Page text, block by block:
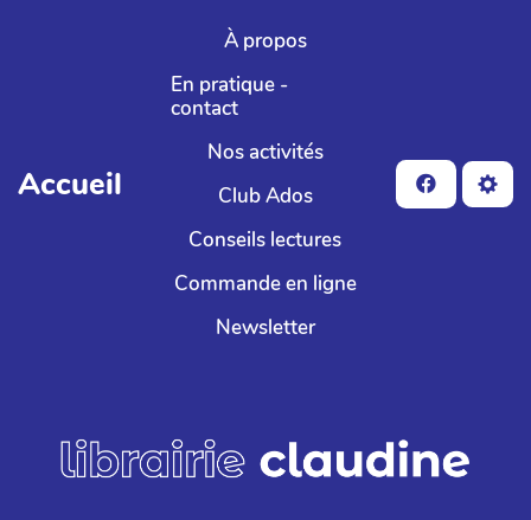
Aller au contenu principal
Accueil
À propos
En pratique -
contact
Nos activités
Club Ados
Conseils lectures
Commande en ligne
Newsletter